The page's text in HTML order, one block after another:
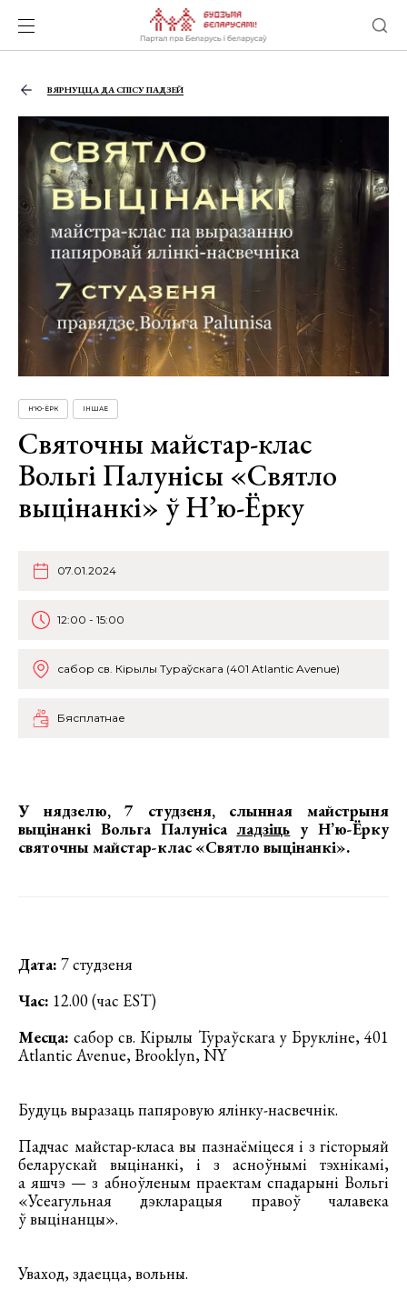
ВЯРНУЦЦА ДА СПІСУ ПАДЗЕЙ
Н'Ю-ЁРК ІНШАЕ
Святочны майстар-клас
Вольгі Палунісы «Святло
выцінанкі» ў Н’ю-Ёрку
07.01.2024
12:00 - 15:00
сабор св. Кірылы Тураўскага (401 Atlantic Avenue)
Бясплатнае
У нядзелю, 7 студзеня, слынная майстрыня
выцінанкі Вольга Палуніса ладзіць у Н’ю-Ёрку
святочны майстар-клас «Святло выцінанкі».
Дата: 7 студзеня
Час: 12.00 (час EST)
Месца: сабор св. Кірылы Тураўскага у Брукліне, 401
Atlantic Avenue, Brooklyn, NY
Будуць выразаць папяровую ялінку-насвечнік.
Падчас майстар-класа вы пазнаёміцеся і з гісторыяй
беларускай выцінанкі, і з асноўнымі тэхнікамі,
а яшчэ — з абноўленым праектам спадарыні Вольгі
«Усеагульная дэкларацыя правоў чалавека
ў выцінанцы».
Уваход, здаецца, вольны.